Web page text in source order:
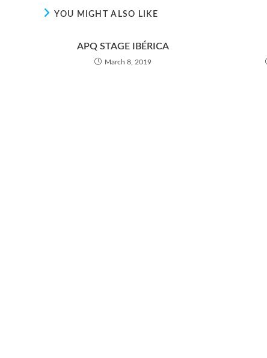
YOU MIGHT ALSO LIKE
APQ STAGE IBÉRICA
March 8, 2019